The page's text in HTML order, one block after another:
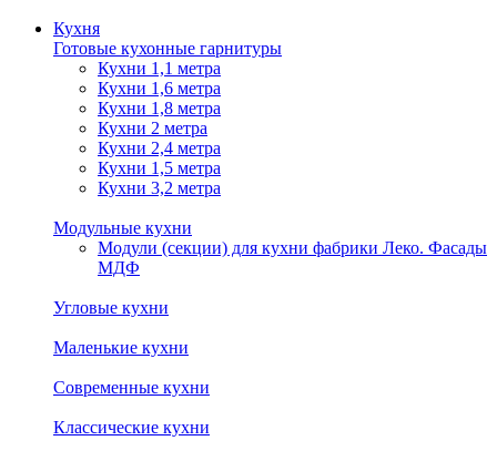
Кухня
Готовые кухонные гарнитуры
Кухни 1,1 метра
Кухни 1,6 метра
Кухни 1,8 метра
Кухни 2 метра
Кухни 2,4 метра
Кухни 1,5 метра
Кухни 3,2 метра
Модульные кухни
Модули (секции) для кухни фабрики Леко. Фасады
МДФ
Угловые кухни
Маленькие кухни
Современные кухни
Классические кухни